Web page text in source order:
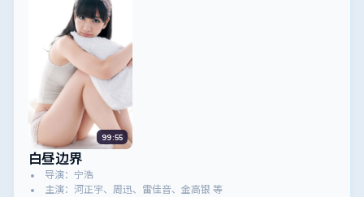
99:55
白昼边界
导演：宁浩
主演：河正宇、周迅、雷佳音、金高银 等